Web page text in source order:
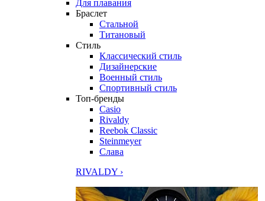
Для плавания
Браслет
Стальной
Титановый
Стиль
Классический стиль
Дизайнерские
Военный стиль
Спортивный стиль
Топ-бренды
Casio
Rivaldy
Reebok Classic
Steinmeyer
Слава
RIVALDY ›